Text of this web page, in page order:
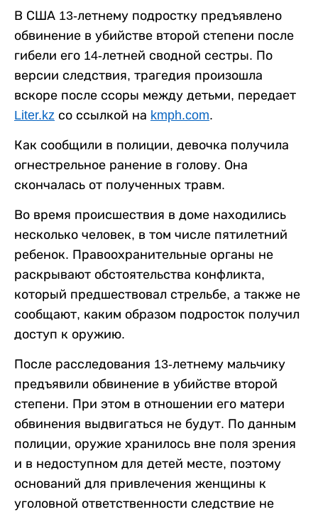
В США 13-летнему подростку предъявлено
обвинение в убийстве второй степени после
гибели его 14-летней сводной сестры. По
версии следствия, трагедия произошла
вскоре после ссоры между детьми, передает
Liter.kz со ссылкой на kmph.com.
Как сообщили в полиции, девочка получила
огнестрельное ранение в голову. Она
скончалась от полученных травм.
Во время происшествия в доме находились
несколько человек, в том числе пятилетний
ребенок. Правоохранительные органы не
раскрывают обстоятельства конфликта,
который предшествовал стрельбе, а также не
сообщают, каким образом подросток получил
доступ к оружию.
После расследования 13-летнему мальчику
предъявили обвинение в убийстве второй
степени. При этом в отношении его матери
обвинения выдвигаться не будут. По данным
полиции, оружие хранилось вне поля зрения
и в недоступном для детей месте, поэтому
оснований для привлечения женщины к
уголовной ответственности следствие не